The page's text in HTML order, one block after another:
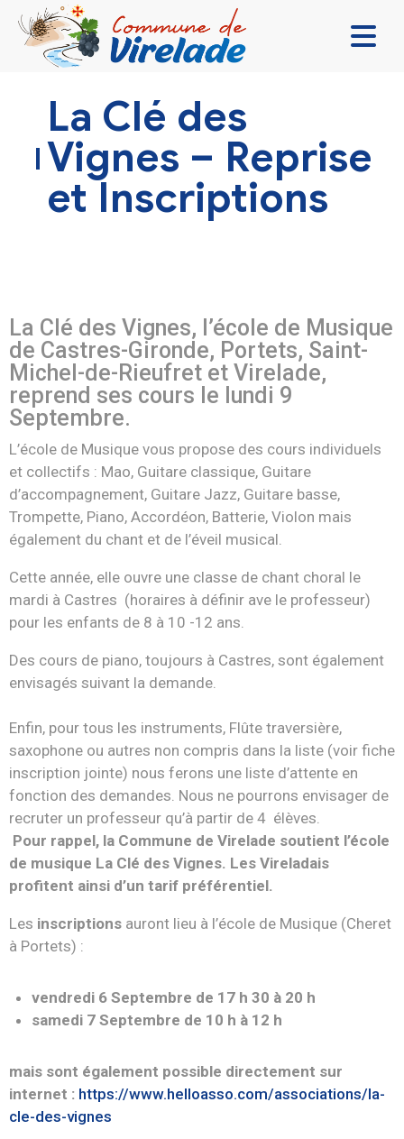
VIVRE ENSEMBLE
SE DIVERTIR
DÉCOUVRIR
La Clé des
Vignes – Reprise
et Inscriptions
La Clé des Vignes, l’école de Musique
de Castres-Gironde, Portets, Saint-
Michel-de-Rieufret et Virelade,
reprend ses cours le lundi 9
Septembre.
L’école de Musique vous propose des cours individuels
et collectifs : Mao, Guitare classique, Guitare
d’accompagnement, Guitare Jazz, Guitare basse,
Trompette, Piano, Accordéon, Batterie, Violon mais
également du chant et de l’éveil musical.
Cette année, elle ouvre une classe de chant choral le
mardi à Castres (horaires à définir ave le professeur)
pour les enfants de 8 à 10 -12 ans.
Des cours de piano, toujours à Castres, sont également
envisagés suivant la demande.
Enfin, pour tous les instruments, Flûte traversière,
saxophone ou autres non compris dans la liste (voir fiche
inscription jointe) nous ferons une liste d’attente en
fonction des demandes. Nous ne pourrons envisager de
recruter un professeur qu’à partir de 4 élèves.
Pour rappel, la Commune de Virelade soutient l’école
de musique La Clé des Vignes. Les Vireladais
profitent ainsi d’un tarif préférentiel.
Les inscriptions auront lieu à l’école de Musique (Cheret
à Portets) :
vendredi 6 Septembre de 17 h 30 à 20 h
samedi 7 Septembre de 10 h à 12 h
mais sont également possible directement sur
internet : https://www.helloasso.com/associations/la-
cle-des-vignes